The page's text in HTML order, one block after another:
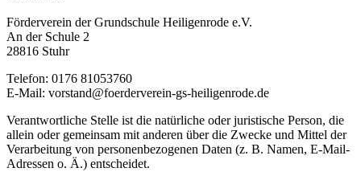
Förderverein der Grundschule Heiligenrode e.V.
An der Schule 2
28816 Stuhr
Telefon: 0176 81053760
E-Mail: vorstand@foerderverein-gs-heiligenrode.de
Verantwortliche Stelle ist die natürliche oder juristische Person, die
allein oder gemeinsam mit anderen über die Zwecke und Mittel der
Verarbeitung von personenbezogenen Daten (z. B. Namen, E-Mail-
Adressen o. Ä.) entscheidet.